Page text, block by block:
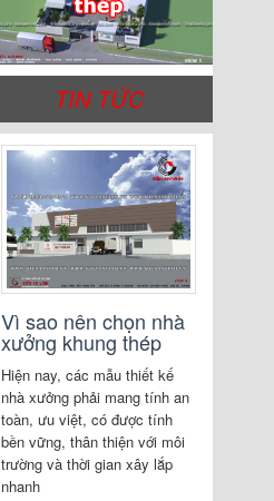
TIN TỨC
Vì sao nên chọn nhà
xưởng khung thép
Hiện nay, các mẫu thiết kế
nhà xưởng phải mang tính an
toàn, ưu việt, có được tính
bền vững, thân thiện với môi
trường và thời gian xây lắp
nhanh